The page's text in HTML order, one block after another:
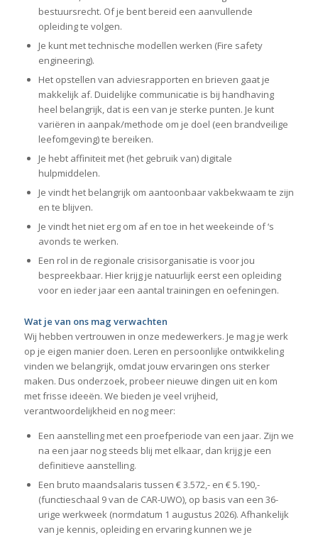
bestuursrecht. Of je bent bereid een aanvullende
opleiding te volgen.
Je kunt met technische modellen werken (Fire safety
engineering).
Het opstellen van adviesrapporten en brieven gaat je
makkelijk af. Duidelijke communicatie is bij handhaving
heel belangrijk, dat is een van je sterke punten. Je kunt
variëren in aanpak/methode om je doel (een brandveilige
leefomgeving) te bereiken.
Je hebt affiniteit met (het gebruik van) digitale
hulpmiddelen.
Je vindt het belangrijk om aantoonbaar vakbekwaam te zijn
en te blijven.
Je vindt het niet erg om af en toe in het weekeinde of ‘s
avonds te werken.
Een rol in de regionale crisisorganisatie is voor jou
bespreekbaar. Hier krijg je natuurlijk eerst een opleiding
voor en ieder jaar een aantal trainingen en oefeningen.
Wat je van ons mag verwachten
Wij hebben vertrouwen in onze medewerkers. Je mag je werk
op je eigen manier doen. Leren en persoonlijke ontwikkeling
vinden we belangrijk, omdat jouw ervaringen ons sterker
maken. Dus onderzoek, probeer nieuwe dingen uit en kom
met frisse ideeën. We bieden je veel vrijheid,
verantwoordelijkheid en nog meer:
Een aanstelling met een proefperiode van een jaar. Zijn we
na een jaar nog steeds blij met elkaar, dan krijg je een
definitieve aanstelling.
Een bruto maandsalaris tussen € 3.572,- en € 5.190,-
(functieschaal 9 van de CAR-UWO), op basis van een 36-
urige werkweek (normdatum 1 augustus 2026). Afhankelijk
van je kennis, opleiding en ervaring kunnen we je